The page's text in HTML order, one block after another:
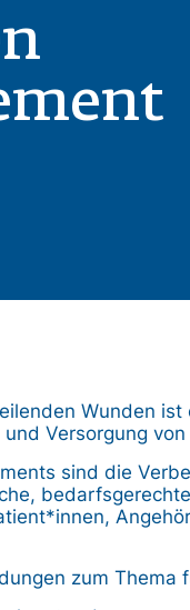
Wunden
Versorgung
sind die
zum